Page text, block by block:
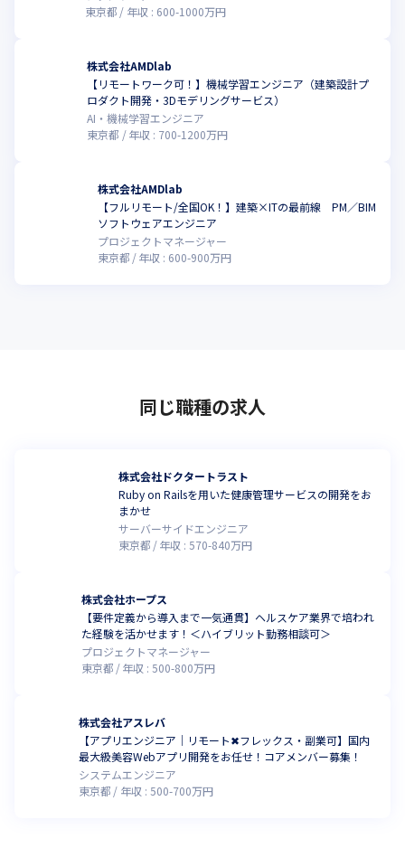
東京都
年収 : 600-1000万円
株式会社AMDlab
【リモートワーク可！】機械学習エンジニア（建築設計プ
ロダクト開発・3Dモデリングサービス）
AI・機械学習エンジニア
東京都
年収 : 700-1200万円
株式会社AMDlab
【フルリモート/全国OK！】建築×ITの最前線 PM／BIM
ソフトウェアエンジニア
プロジェクトマネージャー
東京都
年収 : 600-900万円
同じ職種の求人
株式会社ドクタートラスト
Ruby on Railsを用いた健康管理サービスの開発をお
まかせ
サーバーサイドエンジニア
東京都
年収 :570-840万円
株式会社ホープス
【要件定義から導入まで一気通貫】ヘルスケア業界で培われ
た経験を活かせます！＜ハイブリット勤務相談可＞
プロジェクトマネージャー
東京都
年収 :500-800万円
株式会社アスレバ
【アプリエンジニア｜リモート✖フレックス・副業可】国内
最大級美容Webアプリ開発をお任せ！コアメンバー募集！
システムエンジニア
東京都
年収 : 500-700万円